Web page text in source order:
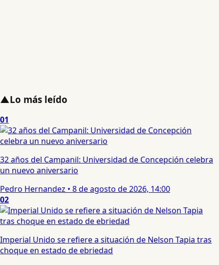
▲Lo más leído
01
32 años del Campanil: Universidad de Concepción celebra
un nuevo aniversario
Pedro Hernandez • 8 de agosto de 2026, 14:00
02
Imperial Unido se refiere a situación de Nelson Tapia tras
choque en estado de ebriedad